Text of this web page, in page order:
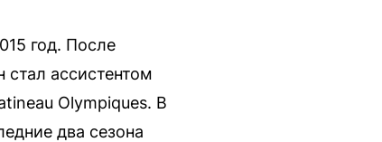
год. После
стал ассистентом
Olympiques. В
два сезона